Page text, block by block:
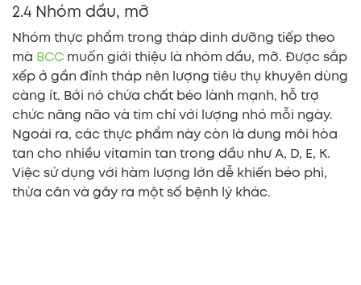
2.4 Nhóm dầu, mỡ
Nhóm thực phẩm trong tháp dinh dưỡng tiếp theo
mà BCC muốn giới thiệu là nhóm dầu, mỡ. Được sắp
xếp ở gần đỉnh tháp nên lượng tiêu thụ khuyên dùng
càng ít. Bởi nó chứa chất béo lành mạnh, hỗ trợ
chức năng não và tim chỉ với lượng nhỏ mỗi ngày.
Ngoài ra, các thực phẩm này còn là dung môi hòa
tan cho nhiều vitamin tan trong dầu như A, D, E, K.
Việc sử dụng với hàm lượng lớn dễ khiến béo phì,
thừa cân và gây ra một số bệnh lý khác.